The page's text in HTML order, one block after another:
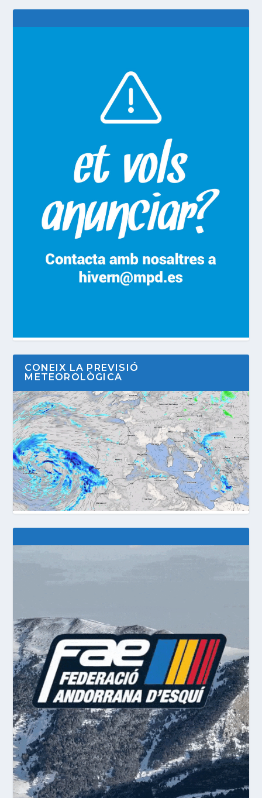
CONEIX LA PREVISIÓ
METEOROLÒGICA